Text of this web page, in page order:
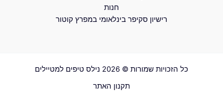
חנות
רישיון סקיפר בינלאומי במפרץ קוטור
כל הזכויות שמורות © 2026 נילס טיפים למטיילים
תקנון האתר